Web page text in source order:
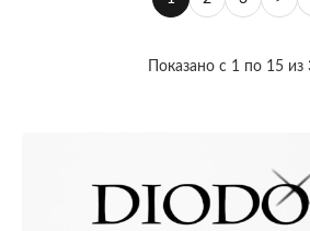
Показано с 1 по 15